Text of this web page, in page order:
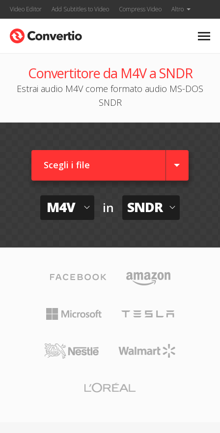
Video Editor Add Subtitles to Video Compress Video Altro
Convertitore da M4V a SNDR
Estrai audio M4V come formato audio MS-DOS
SNDR
Scegli i file
M4V in SNDR